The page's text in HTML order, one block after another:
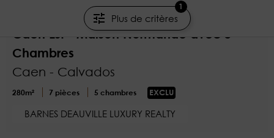
Plus de critères
1
Caen Est - Maison Normande avec 5
Chambres
Caen - Calvados
280m² 7 pièces 5 chambres EXCLU
BARNES DEAUVILLE LUXURY REALTY